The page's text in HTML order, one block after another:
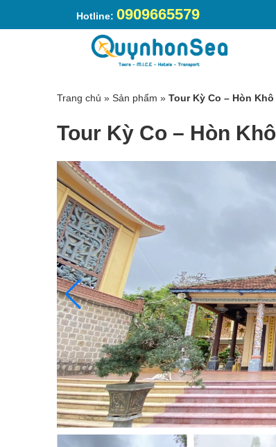
Hotline: 0909665579
Trang chủ » Sản phẩm » Tour Kỳ Co – Hòn
Tour Kỳ Co – Hòn